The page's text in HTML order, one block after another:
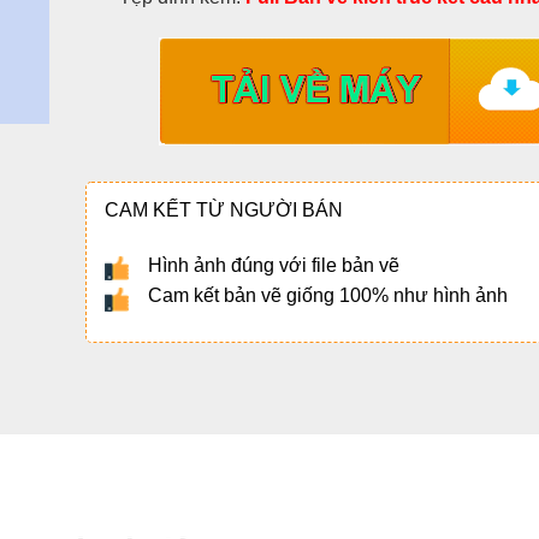
CAM KẾT TỪ NGƯỜI BÁN
Hình ảnh đúng với file bản vẽ
Cam kết bản vẽ giống 100% như hình ảnh